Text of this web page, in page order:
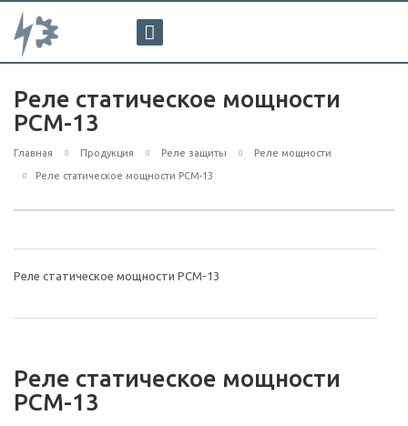
Реле статическое мощности
РСМ-13
Главная Продукция Реле защиты Реле мощности
Реле статическое мощности РСМ-13
Реле статическое мощности РСМ-13
Реле статическое мощности
РСМ-13